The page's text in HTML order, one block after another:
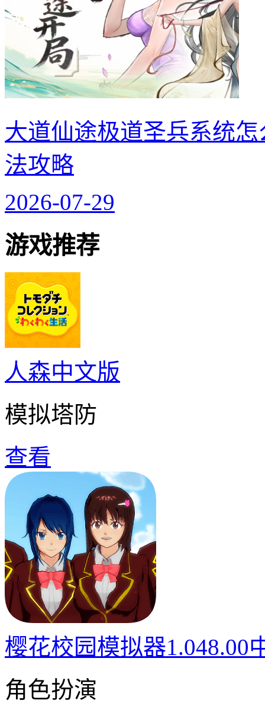
大道仙途极道圣兵系统
法攻略
2026-07-29
游戏推荐
人森中文版
模拟塔防
查看
樱花校园模拟器1.048.00
角色扮演